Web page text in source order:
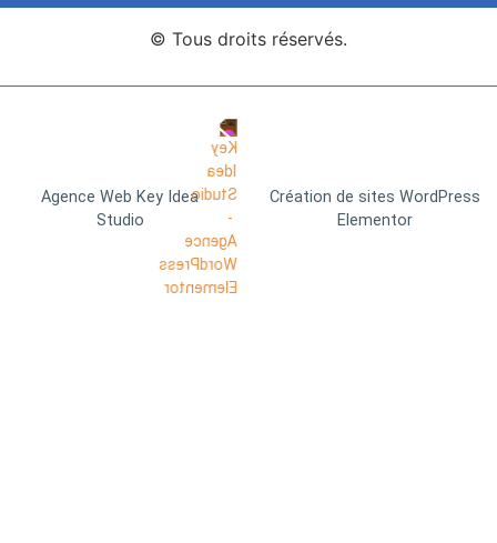
© Tous droits réservés.
Agence Web Key Idea
Studio
Création de sites WordPress
Elementor